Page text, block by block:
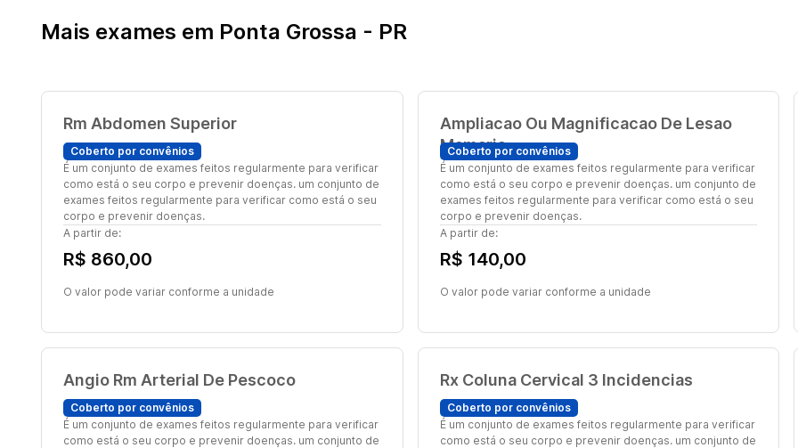
Mais exames em Ponta Grossa - PR
Rm Abdomen Superior
Coberto por convênios
É um conjunto de exames feitos regularmente para verificar
como está o seu corpo e prevenir doenças. um conjunto de
exames feitos regularmente para verificar como está o seu
corpo e prevenir doenças.
A partir de:
R$ 860,00
O valor pode variar conforme a unidade
Ampliacao Ou Magnificacao De Lesao
Mamaria
Coberto por convênios
É um conjunto de exames feitos regularmente para verificar
como está o seu corpo e prevenir doenças. um conjunto de
exames feitos regularmente para verificar como está o seu
corpo e prevenir doenças.
A partir de:
R$ 140,00
O valor pode variar conforme a unidade
Angio Rm Arterial De Pescoco
Coberto por convênios
É um conjunto de exames feitos regularmente para verificar
como está o seu corpo e prevenir doenças. um conjunto de
Rx Coluna Cervical 3 Incidencias
Coberto por convênios
É um conjunto de exames feitos regularmente para verificar
como está o seu corpo e prevenir doenças. um conjunto de